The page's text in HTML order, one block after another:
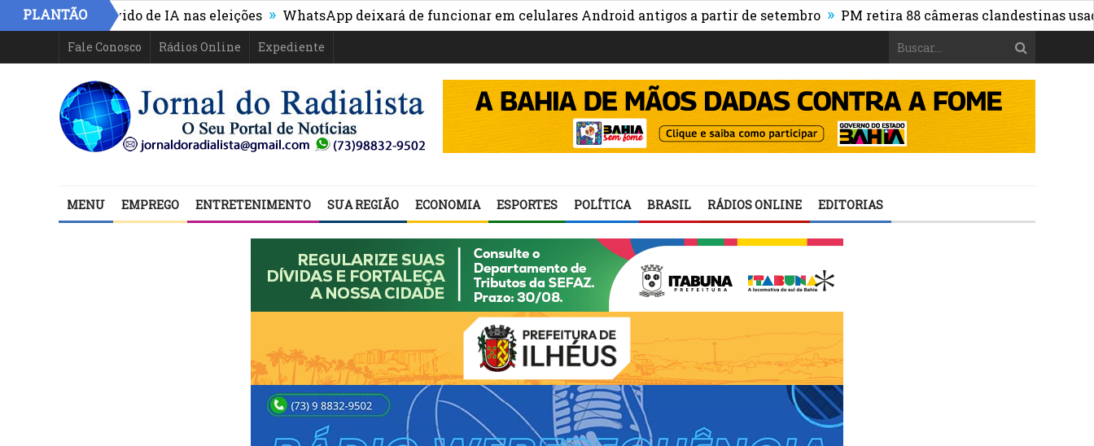
PLANTÃO
uso indevido de IA nas eleições » WhatsApp deixará de funcionar em celulares Android antigos a partir de setembro » PM retira 88 câmeras clandestinas usadas
Fale Conosco Rádios Online Expediente
MENU EMPREGO ENTRETENIMENTO SUA REGIÃO ECONOMIA ESPORTES POLÍTICA BRASIL RÁDIOS ONLINE EDITORIAS